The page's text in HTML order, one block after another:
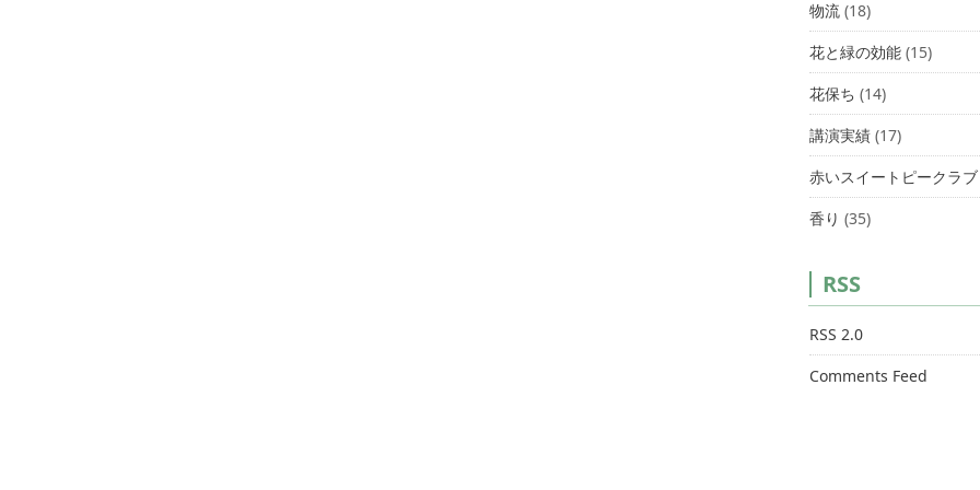
物流 (18)
花と緑の効能 (15)
花保ち (14)
講演実績 (17)
赤いスイートピークラブ
香り (35)
RSS
RSS 2.0
Comments Feed